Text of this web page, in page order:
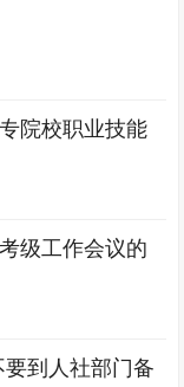
院校职业技能
级工作会议的
到人社部门备